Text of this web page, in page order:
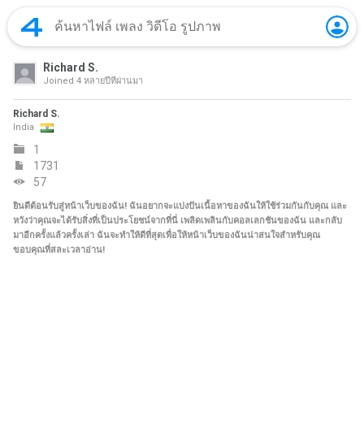
Richard S.
Joined 4 หลายปีที่ผ่านมา
Richard S.
India
1
1731
57
ยินดีต้อนรับสู่หน้าเว็บของฉัน! ฉันอยากจะแบ่งปันเนื้อหาของฉันให้ใช้ร่วมกันกับคุณ และ
หวังว่าคุณจะได้รับสิ่งที่เป็นประโยชน์จากที่นี่ เพลิดเพลินกับคอลเลกชันของฉัน และกลับ
มาอีกครั้งแล้วครั้งเล่า ฉันจะทำให้ดีที่สุดเพื่อให้หน้าเว็บของฉันน่าสนใจสำหรับคุณ
ขอบคุณที่สละเวลาอ่าน!